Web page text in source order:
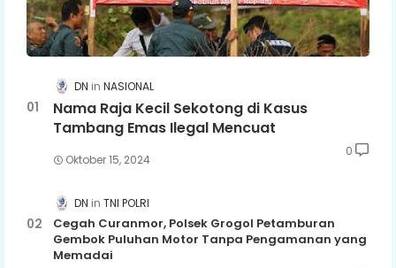
DN NASIONAL
Nama Raja Kecil Sekotong di Kasus
Tambang Emas Ilegal Mencuat
Oktober 15, 2024
0
DN TNI POLRI
Cegah Curanmor, Polsek Grogol Petamburan
Gembok Puluhan Motor Tanpa Pengamanan yang
Memadai